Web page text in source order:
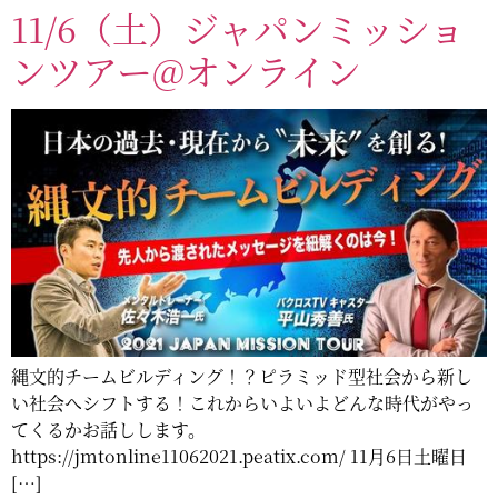
11/6（土）ジャパンミッショ
ンツアー@オンライン
縄文的チームビルディング！？ピラミッド型社会から新し
い社会へシフトする！これからいよいよどんな時代がやっ
てくるかお話しします。
https://jmtonline11062021.peatix.com/ 11月6日土曜日
[…]